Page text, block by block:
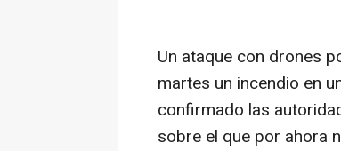
Un ataque con drones
martes un incendio en
confirmado las
sobre el que por ahora